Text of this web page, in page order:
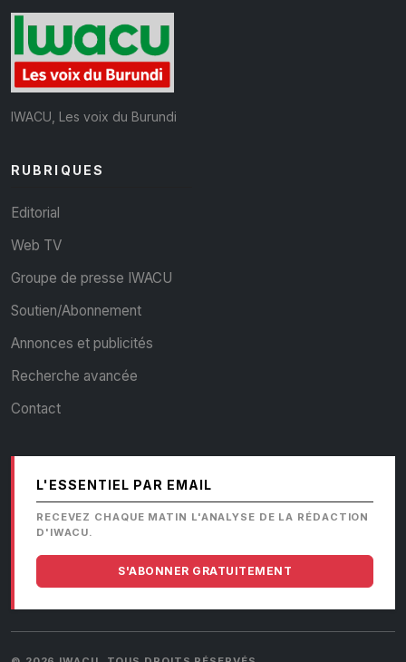
IWACU, Les voix du Burundi
RUBRIQUES
Editorial
Web TV
Groupe de presse IWACU
Soutien/Abonnement
Annonces et publicités
Recherche avancée
Contact
L'ESSENTIEL PAR EMAIL
RECEVEZ CHAQUE MATIN L'ANALYSE DE LA RÉDACTION
D'IWACU.
S'ABONNER GRATUITEMENT